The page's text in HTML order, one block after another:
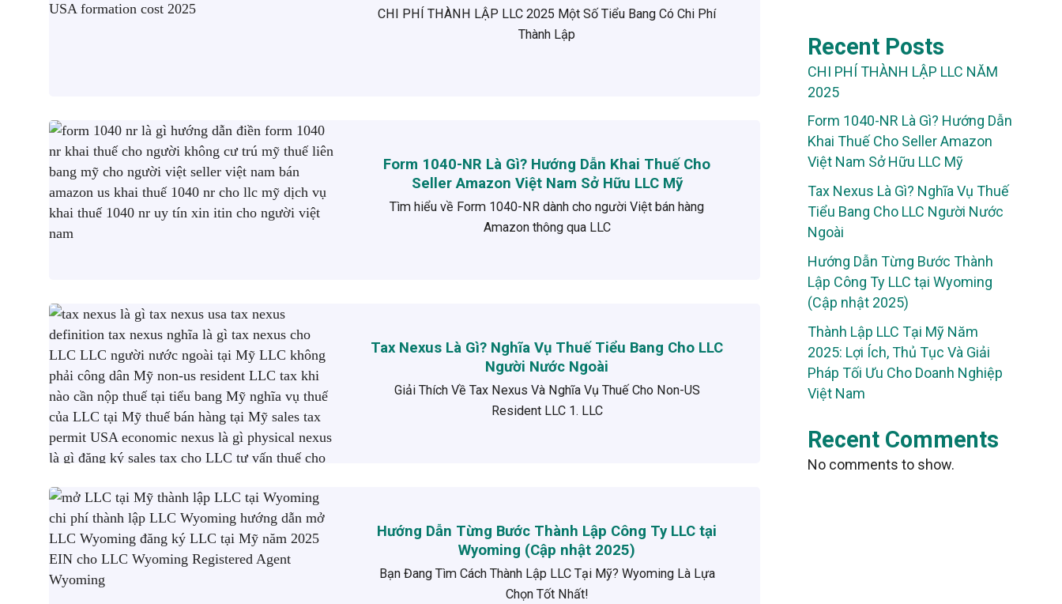
CHI PHÍ THÀNH LẬP LLC 2025 Một Số Tiểu Bang Có Chi Phí
Thành Lập
Form 1040-NR Là Gì? Hướng Dẫn Khai Thuế Cho
Seller Amazon Việt Nam Sở Hữu LLC Mỹ
Tìm hiểu về Form 1040-NR dành cho người Việt bán hàng
Amazon thông qua LLC
Tax Nexus Là Gì? Nghĩa Vụ Thuế Tiểu Bang Cho LLC
Người Nước Ngoài
Giải Thích Về Tax Nexus Và Nghĩa Vụ Thuế Cho Non-US
Resident LLC 1. LLC
Hướng Dẫn Từng Bước Thành Lập Công Ty LLC tại
Wyoming (Cập nhật 2025)
Bạn Đang Tìm Cách Thành Lập LLC Tại Mỹ? Wyoming Là Lựa
Chọn Tốt Nhất!
Recent Posts
CHI PHÍ THÀNH LẬP LLC NĂM
2025
Form 1040-NR Là Gì? Hướng Dẫn
Khai Thuế Cho Seller Amazon
Việt Nam Sở Hữu LLC Mỹ
Tax Nexus Là Gì? Nghĩa Vụ Thuế
Tiểu Bang Cho LLC Người Nước
Ngoài
Hướng Dẫn Từng Bước Thành
Lập Công Ty LLC tại Wyoming
(Cập nhật 2025)
Thành Lập LLC Tại Mỹ Năm
2025: Lợi Ích, Thủ Tục Và Giải
Pháp Tối Ưu Cho Doanh Nghiệp
Việt Nam
Recent Comments
No comments to show.